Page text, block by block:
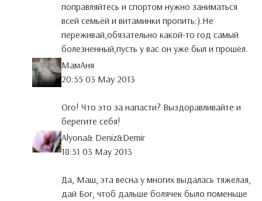
поправляйтесь и спортом нужно заниматься
всей семьёй и витаминки пропить:).Не
переживай,обязательно какой-то год самый
болезненный,пусть у вас он уже был и прошёл.
МамАня
20:55 03 May 2013
Ого! Что это за напасти? Выздоравливайте и
берегите себя!
Alyona& Deniz&Demir
18:51 03 May 2013
Да, Маш, эта весна у многих выдалась тяжелая,
дай Бог, чтоб дальше болячек было поменьше